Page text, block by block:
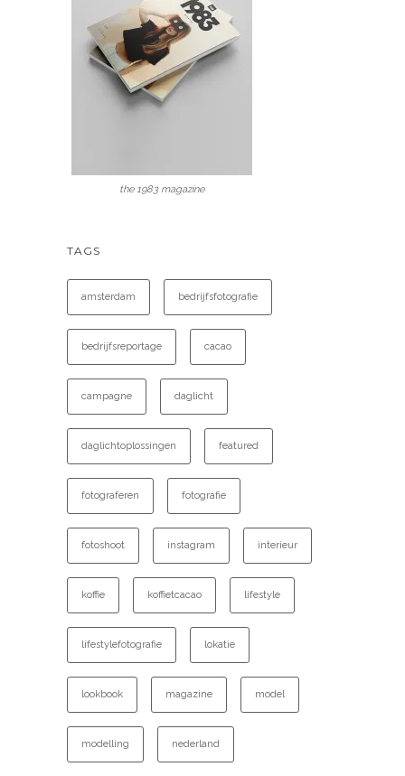
the 1983 magazine
TAGS
amsterdam bedrijfsfotografie
bedrijfsreportage cacao
campagne daglicht
daglichtoplossingen featured
fotograferen fotografie
fotoshoot instagram interieur
koffie koffietcacao lifestyle
lifestylefotografie lokatie
lookbook magazine model
modelling nederland